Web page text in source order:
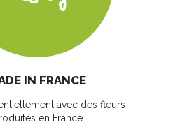
IN FRANCE
avec des fleurs
en France